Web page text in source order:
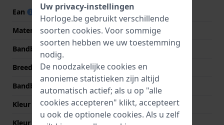
Ean
7613179328467
Materiaal Band
Leer
Bandbreedte
21 mm
Breedte bandaanzet
21 mm
Bandbreedte bij sluiting
20 mm
Kleur Band
Zwart
Kleur stiksel
Zwart
Uw privacy-instellingen
Horloge.be gebruikt verschillende
soorten cookies. Voor sommige
soorten hebben we uw toestemming
nodig.
De noodzakelijke cookies en
anonieme statistieken zijn altijd
automatisch actief; als u op "alle
cookies accepteren" klikt, accepteert
u ook de optionele cookies. Als u zelf